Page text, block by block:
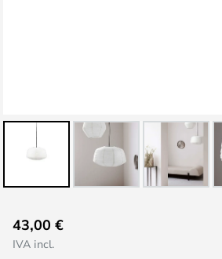
all'inizio
della
43,00 €
IVA incl.